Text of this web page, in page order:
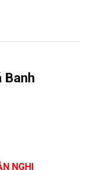
Banh
NGHI